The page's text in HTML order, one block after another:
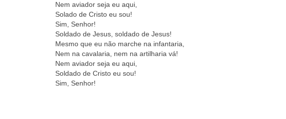
Nem aviador seja eu aqui,
Solado de Cristo eu sou!
Sim, Senhor!
Soldado de Jesus, soldado de Jesus!
Mesmo que eu não marche na infantaria,
Nem na cavalaria, nem na artilharia vá!
Nem aviador seja eu aqui,
Soldado de Cristo eu sou!
Sim, Senhor!